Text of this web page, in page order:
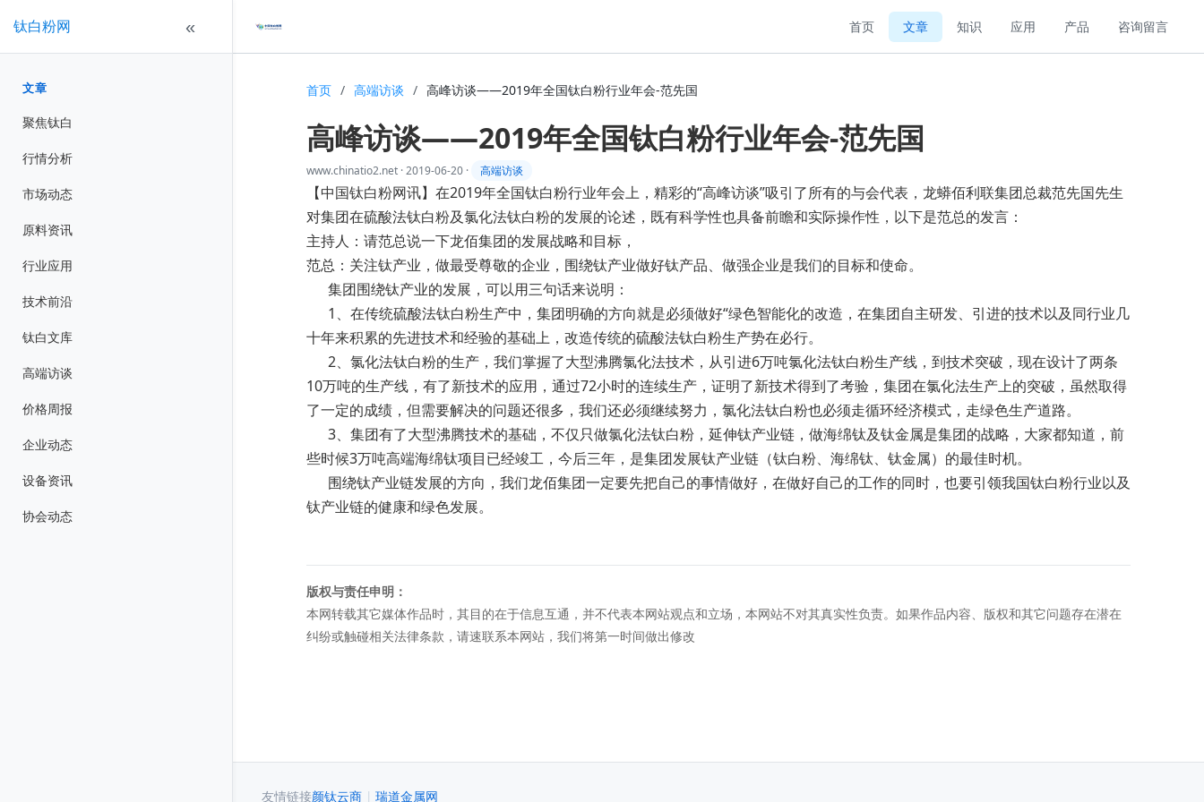
钛白粉网 «
文章
聚焦钛白
行情分析
市场动态
原料资讯
行业应用
技术前沿
钛白文库
高端访谈
价格周报
企业动态
设备资讯
协会动态
首页 文章 知识 应用 产品 咨询留言
首页 / 高端访谈 / 高峰访谈——2019年全国钛白粉行业年会-范先国
高峰访谈——2019年全国钛白粉行业年会-范先国
www.chinatio2.net ·2019-06-20 · 高端访谈
【中国钛白粉网讯】在2019年全国钛白粉行业年会上，精彩的“高峰访谈”吸引了所有的与会代表，龙蟒佰利联集团总裁范先国先生
对集团在硫酸法钛白粉及氯化法钛白粉的发展的论述，既有科学性也具备前瞻和实际操作性，以下是范总的发言：
主持人：请范总说一下龙佰集团的发展战略和目标，
范总：关注钛产业，做最受尊敬的企业，围绕钛产业做好钛产品、做强企业是我们的目标和使命。
集团围绕钛产业的发展，可以用三句话来说明：
1、在传统硫酸法钛白粉生产中，集团明确的方向就是必须做好“绿色智能化的改造，在集团自主研发、引进的技术以及同行业几
十年来积累的先进技术和经验的基础上，改造传统的硫酸法钛白粉生产势在必行。
2、氯化法钛白粉的生产，我们掌握了大型沸腾氯化法技术，从引进6万吨氯化法钛白粉生产线，到技术突破，现在设计了两条
10万吨的生产线，有了新技术的应用，通过72小时的连续生产，证明了新技术得到了考验，集团在氯化法生产上的突破，虽然取得
了一定的成绩，但需要解决的问题还很多，我们还必须继续努力，氯化法钛白粉也必须走循环经济模式，走绿色生产道路。
3、集团有了大型沸腾技术的基础，不仅只做氯化法钛白粉，延伸钛产业链，做海绵钛及钛金属是集团的战略，大家都知道，前
些时候3万吨高端海绵钛项目已经竣工，今后三年，是集团发展钛产业链（钛白粉、海绵钛、钛金属）的最佳时机。
围绕钛产业链发展的方向，我们龙佰集团一定要先把自己的事情做好，在做好自己的工作的同时，也要引领我国钛白粉行业以及
钛产业链的健康和绿色发展。
版权与责任申明：
本网转载其它媒体作品时，其目的在于信息互通，并不代表本网站观点和立场，本网站不对其真实性负责。如果作品内容、版权和其它问题存在潜在
纠纷或触碰相关法律条款，请速联系本网站，我们将第一时间做出修改
友情链接颜钛云商 | 瑞道金属网